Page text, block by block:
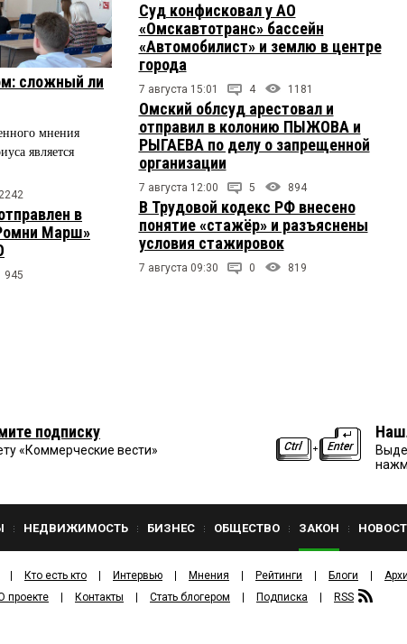
сложный ли
мнения
является
2242
в
Марш»
945
Суд конфисковал у АО
«Омскавтотранс» бассейн
«Автомобилист» и землю в центре
города
7 августа 15:01 4 1181
Омский облсуд арестовал и
отправил в колонию ПЫЖОВА и
РЫГАЕВА по делу о запрещенной
организации
7 августа 12:00 5 894
В Трудовой кодекс РФ внесено
понятие «стажёр» и разъяснены
условия стажировок
7 августа 09:30 0 819
подписку
«Коммерческие вести»
НЕДВИЖИМОСТЬ БИЗНЕС ОБЩЕСТВО ЗАКОН
Кто есть кто Интервью Мнения Рейтинги Блоги
проекте Контакты Стать блогером Подписка RSS